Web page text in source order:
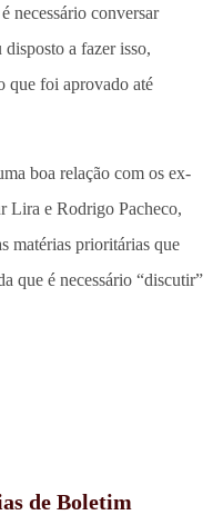
necessário conversar
disposto a fazer isso,
que foi aprovado até
boa relação com os ex-
Lira e Rodrigo Pacheco,
matérias prioritárias que
que é necessário “discutir”
de Boletim